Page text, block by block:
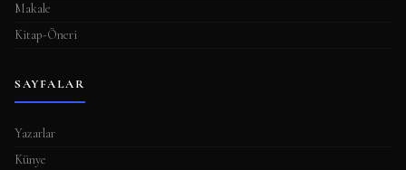
Makale
Kitap-Öneri
SAYFALAR
Yazarlar
Künye